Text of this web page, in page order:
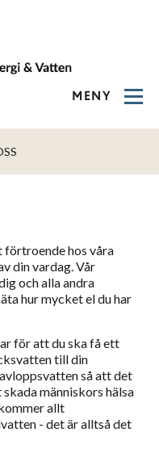
MENY
hos våra
din vardag. Vår
och alla andra
hur mycket el du har
för att du ska få ett
till din
så att det
människors hälsa
allt
- det är alltså det